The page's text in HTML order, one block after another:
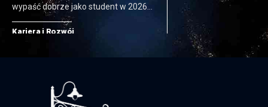
wypaść dobrze jako student w 2026…
Kariera i Rozwój